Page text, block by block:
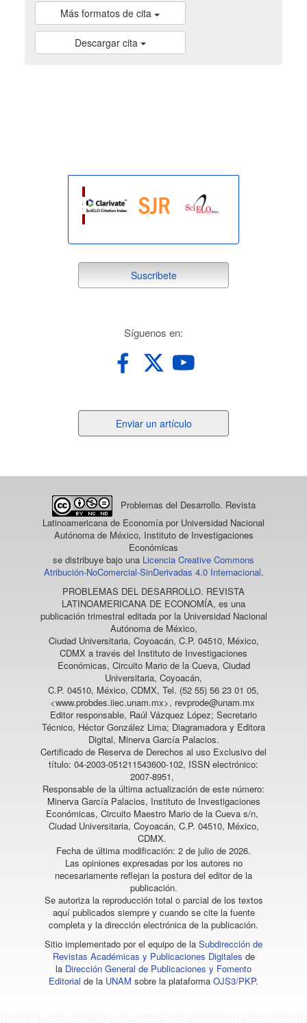
Más formatos de cita
Descargar cita
suscribete
Suscribete
Síguenos en:
un
Enviar un artículo
Problemas del Desarrollo. Revista
Latinoamericana de Economía por Universidad Nacional
Autónoma de México, Instituto de Investigaciones
Económicas
se distribuye bajo una Licencia Creative Commons
Atribución-NoComercial-SinDerivadas 4.0 Internacional.
PROBLEMAS DEL DESARROLLO. REVISTA
LATINOAMERICANA DE ECONOMÍA, es una
publicación trimestral editada por la Universidad Nacional
Autónoma de México,
Ciudad Universitaria, Coyoacán, C.P. 04510, México,
CDMX a través del Instituto de Investigaciones
Económicas, Circuito Mario de la Cueva, Ciudad
Universitaria, Coyoacán,
C.P. 04510, México, CDMX, Tel. (52 55) 56 23 01 05,
<www.probdes.iiec.unam.mx>, revprode@unam.mx
Editor responsable, Raúl Vázquez López; Secretario
Técnico, Héctor González Lima; Diagramadora y Editora
Digital, Minerva García Palacios.
Certificado de Reserva de Derechos al uso Exclusivo del
título: 04-2003-051211543600-102, ISSN electrónico:
2007-8951,
Responsable de la última actualización de este número:
Minerva García Palacios, Instituto de Investigaciones
Económicas, Circuito Maestro Mario de la Cueva s/n,
Ciudad Universitaria, Coyoacán, C.P. 04510, México,
CDMX.
Fecha de última modificación: 2 de julio de 2026.
Las opiniones expresadas por los autores no
necesariamente reflejan la postura del editor de la
publicación.
Se autoriza la reproducción total o parcial de los textos
aquí publicados siempre y cuando se cite la fuente
completa y la dirección electrónica de la publicación.
Sitio implementado por el equipo de la Subdirección de
Revistas Académicas y Publicaciones Digitales de
la Dirección General de Publicaciones y Fomento
Editorial de la UNAM sobre la plataforma OJS3/PKP.